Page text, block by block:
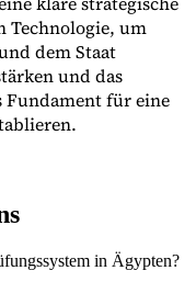
Technologie, um
dem Staat
und das
Fundament für eine
in Ägypten?